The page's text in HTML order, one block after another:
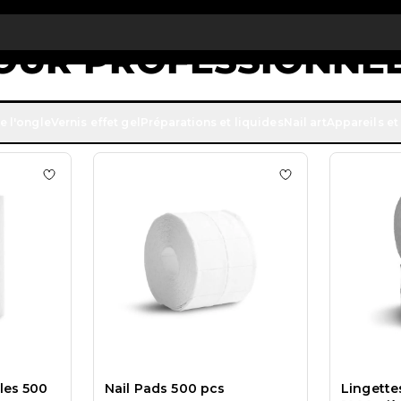
€ de réduction sur votre première commande INSCRIVEZ-VOUS
Pads, rose, 400 pcs
500
Ajouter à la liste de souhaits Lingettes pour ongles 500
Nail Pads 500 pcs
Ajouter à la liste